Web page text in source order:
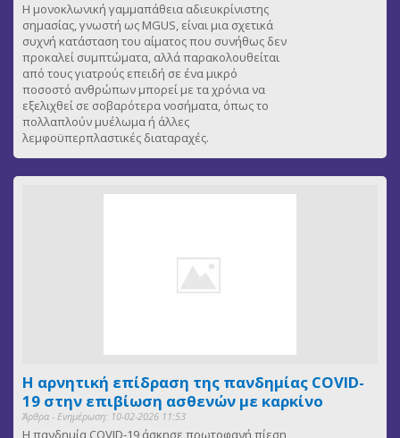
Η μονοκλωνική γαμμαπάθεια αδιευκρίνιστης
σημασίας, γνωστή ως MGUS, είναι μια σχετικά
συχνή κατάσταση του αίματος που συνήθως δεν
προκαλεί συμπτώματα, αλλά παρακολουθείται
από τους γιατρούς επειδή σε ένα μικρό
ποσοστό ανθρώπων μπορεί με τα χρόνια να
εξελιχθεί σε σοβαρότερα νοσήματα, όπως το
πολλαπλούν μυέλωμα ή άλλες
λεμφοϋπερπλαστικές διαταραχές.
Η αρνητική επίδραση της πανδημίας COVID-
19 στην επιβίωση ασθενών με καρκίνο
Άρθρα - Ενημέρωση: 10-02-2026 11:53
Η πανδημία COVID-19 άσκησε πρωτοφανή πίεση